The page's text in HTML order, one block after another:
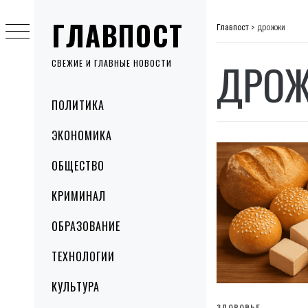
ГЛАВПОСТ
СВЕЖИЕ И ГЛАВНЫЕ НОВОСТИ
MenuПОЛИТИКА
ЭКОНОМИКА
ОБЩЕСТВО
КРИМИНАЛ
ОБРАЗОВАНИЕ
ТЕХНОЛОГИИ
КУЛЬТУРА
to
content
Главпост > дрожжи